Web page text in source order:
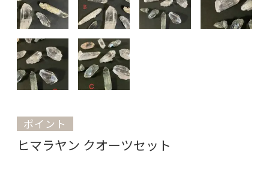
ポイント
ヒマラヤン クオーツセット